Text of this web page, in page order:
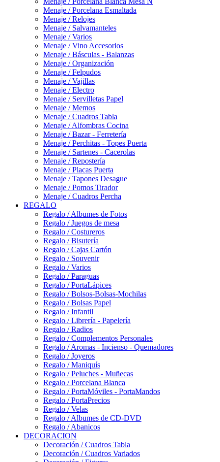
Menaje / Porcelana Esmaltada
Menaje / Relojes
Menaje / Salvamanteles
Menaje / Varios
Menaje / Vino Accesorios
Menaje / Básculas - Balanzas
Menaje / Organización
Menaje / Felpudos
Menaje / Vajillas
Menaje / Electro
Menaje / Servilletas Papel
Menaje / Memos
Menaje / Cuadros Tabla
Menaje / Alfombras Cocina
Menaje / Bazar - Ferretería
Menaje / Perchitas - Topes Puerta
Menaje / Sartenes - Cacerolas
Menaje / Repostería
Menaje / Placas Puerta
Menaje / Tapones Desague
Menaje / Pomos Tirador
Menaje / Cuadros Percha
REGALO
Regalo / Albumes de Fotos
Regalo / Juegos de mesa
Regalo / Costureros
Regalo / Bisutería
Regalo / Cajas Cartón
Regalo / Souvenir
Regalo / Varios
Regalo / Paraguas
Regalo / PortaLápices
Regalo / Bolsos-Bolsas-Mochilas
Regalo / Bolsas Papel
Regalo / Infantil
Regalo / Librería - Papelería
Regalo / Radios
Regalo / Complementos Personales
Regalo / Aromas - Incienso - Quemadores
Regalo / Joyeros
Regalo / Maniquís
Regalo / Peluches - Muñecas
Regalo / Porcelana Blanca
Regalo / PortaMóviles - PortaMandos
Regalo / PortaPrecios
Regalo / Velas
Regalo / Albumes de CD-DVD
Regalo / Abanicos
DECORACION
Decoración / Cuadros Tabla
Decoración / Cuadros Variados